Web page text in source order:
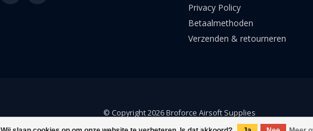
Privacy Policy
Betaalmethoden
Verzenden & retourneren
© Copyright 2026 Broforce Airsoft Supplies